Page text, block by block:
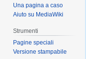
Una pagina a caso
Aiuto su MediaWiki
Strumenti
Pagine speciali
Versione stampabile